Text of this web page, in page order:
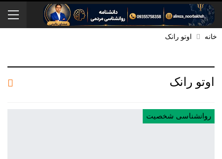
خانه اوتو رانک
اوتو رانک
روانشناسی شخصیت